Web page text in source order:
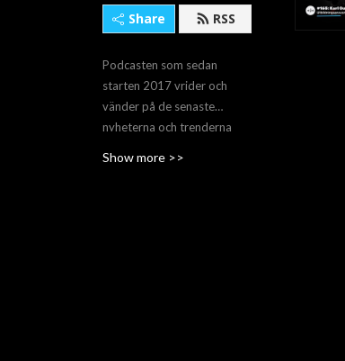
Share RSS
Podcasten som sedan
starten 2017 vrider och
vänder på de senaste
nyheterna och trenderna
Show more >>